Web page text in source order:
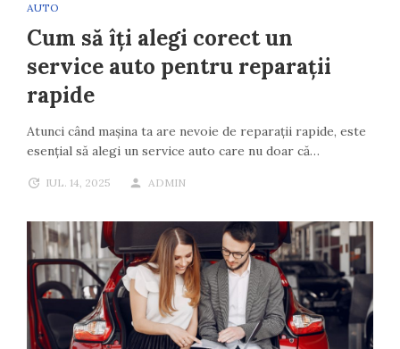
AUTO
Cum să îți alegi corect un
service auto pentru reparații
rapide
Atunci când mașina ta are nevoie de reparații rapide, este
esențial să alegi un service auto care nu doar că…
IUL. 14, 2025 ADMIN